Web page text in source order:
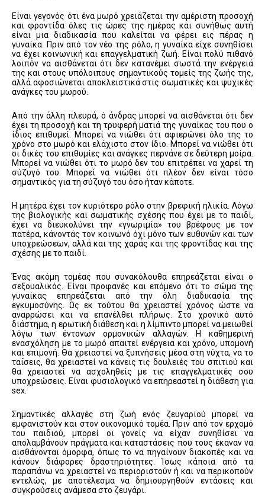
Είναι γεγονός ότι ένα μωρό χρειάζεται την αμέριστη προσοχή
και φροντίδα όλες τις ώρες της ημέρας και συνήθως αυτή
είναι μια διαδικασία που καλείται να φέρει εις πέρας η
γυναίκα. Πριν από τον νέο της ρόλο, η γυναίκα είχε συνηθίσει
να έχει κοινωνική και επαγγελματική ζωή. Είναι πολύ πιθανό
λοιπόν να αισθάνεται ότι δεν κατανέμει σωστά την ενέργειά
της και στους υπόλοιπους σημαντικούς τομείς της ζωής της,
αλλά αφοσιώνεται αποκλειστικά στις σωματικές και ψυχικές
ανάγκες του μωρού.
Από την άλλη πλευρά, ό άνδρας μπορεί να αισθάνεται ότι δεν
έχει τη προσοχή και τη τρυφερή ματιά της γυναίκας του που ο
ίδιος επιθυμεί. Μπορεί να νιώθει ότι αφιερώνει όλο της το
χρόνο στο μωρό και ελάχιστο στον ίδιο. Μπορεί να νιώθει ότι
οι δικές του επιθυμίες και ανάγκες περνάνε σε δεύτερη μοίρα.
Μπορεί να νιώθει ότι το μωρό δεν του επιτρέπει να χαρεί τη
σύζυγό του. Μπορεί να νιώθει ότι πλέον δεν είναι τόσο
σημαντικός για τη σύζυγό του όσο ήταν κάποτε.
Η μητέρα έχει τον κυριότερο ρόλο στην βρεφική ηλικία. Λόγω
της βιολογικής και σωματικής σχέσης που έχει με το παιδί,
έχει να διευκολύνει την «γνωριμία» του βρέφους με τον
πατέρα, κάνοντάς τον κοινωνό όχι μόνο των ευθυνών και των
υποχρεώσεων, αλλά και της χαράς και της φροντίδας και της
σχέσης με το παιδί.
Ένας ακόμη τομέας που συνακόλουθα επηρεάζεται είναι ο
σεξουαλικός. Είναι προφανές και επόμενο ότι το σώμα της
γυναίκας επηρεάζεται από την όλη διαδικασία της
εγκυμοσύνης. Ως εκ τούτου θα χρειαστεί χρόνος ώστε να
αναρρώσει και να επανέλθει πλήρως. Στο χρονικό αυτό
διάστημα, η ερωτική διάθεση και η λίμπιντο μπορεί να μειωθεί
λόγω των έντονων ορμονικών αλλαγών. Η καθημερινή
ενασχόληση με το μωρό απαιτεί ενέργεια και χρόνο, υπομονή
και επιμονή. Θα χρειαστεί να ξυπνήσεις μέσα στη νύχτα, να το
ταΐσεις, θα χρειαστεί να κάνεις τις δουλειές του σπιτιού και
θα χρειαστεί να ασχοληθείς με τις επαγγελματικές σου
υποχρεώσεις. Είναι φυσιολογικό να επηρεαστεί η διάθεση για
sex.
Σημαντικές αλλαγές στη ζωή ενός ζευγαριού μπορεί να
εμφανιστούν και στον οικονομικό τομέα. Πριν από τον ερχομό
του παιδιού, μπορεί οι γονείς να είχαν συνηθίσει να
απολαμβάνουν πράγματα και καταστάσεις που τους έκαναν να
αισθάνονται όμορφα, όπως το να πηγαίνουν διακοπές και να
κάνουν διάφορες δραστηριότητες. Ίσως κάποια από τα
παραπάνω να χρειαστεί να περιοριστούν ή και να περικοπούν
εντελώς, με αποτέλεσμα να δημιουργηθούν εντάσεις και
συγκρούσεις ανάμεσα στο ζευγάρι.